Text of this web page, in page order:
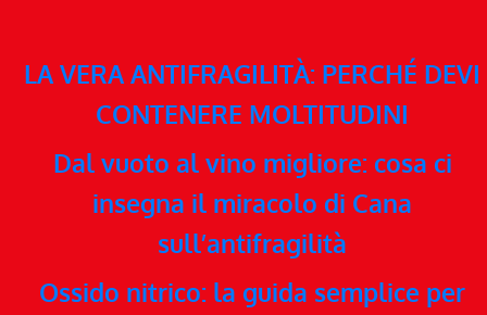
LA VERA ANTIFRAGILITÀ: PERCHÉ DEVI
CONTENERE MOLTITUDINI
Dal vuoto al vino migliore: cosa ci
insegna il miracolo di Cana
sull’antifragilità
Ossido nitrico: la guida semplice per